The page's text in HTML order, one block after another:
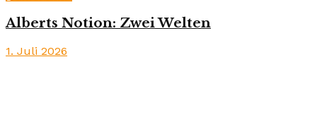
Alberts Notion: Zwei Welten
1. Juli 2026